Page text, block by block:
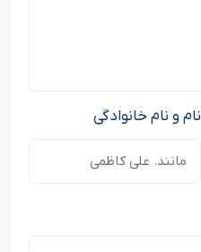
نام و نام خانوادگی